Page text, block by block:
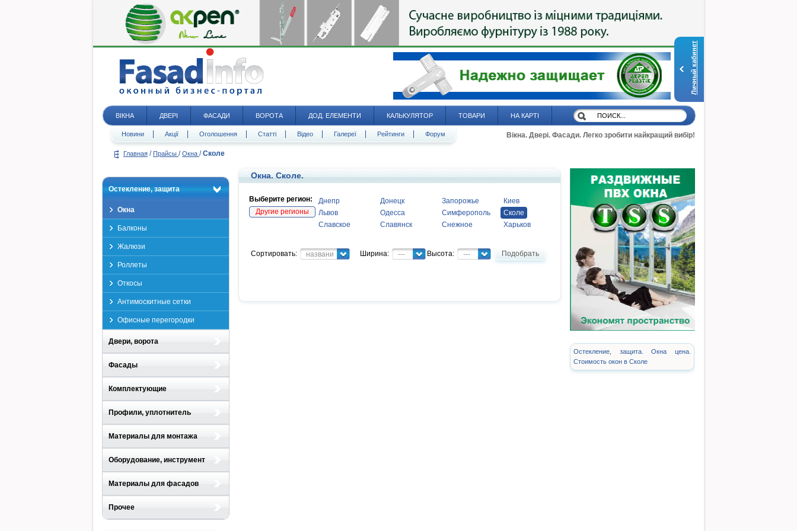
Личный кабинет
ВІКНА ДВЕРІ ФАСАДИ ВОРОТА ДОД. ЕЛЕМЕНТИ КАЛЬКУЛЯТОР ТОВАРИ НА КАРТІ
Новини Акції Оголошення Статті Відео Галереї Рейтинги Форум Вікна. Двері. Фасади. Легко зробити найкращий вибір!
Главная / Прайсы / Окна / Сколе
Остекление, защита
Окна
Балконы
Жалюзи
Роллеты
Откосы
Антимоскитные сетки
Офисные перегородки
Двери, ворота
Фасады
Комплектующие
Профили, уплотнитель
Материалы для монтажа
Оборудование, инструмент
Материалы для фасадов
Прочее
Окна. Сколе.
Выберите регион:
Другие регионы
Днепр Донецк Запорожье
Киев
Львов
Одесса Симферополь
Сколе
Славское
Славянск Снежное Харьков
Сортировать: название Ширина: --- Высота: --- Подобрать
Остекление, защита. Окна цена.
Стоимость окон в Сколе